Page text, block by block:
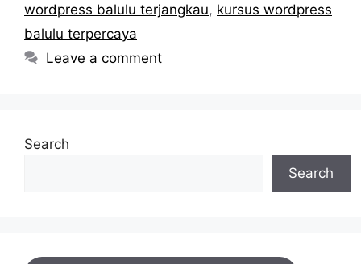
wordpress balulu terjangkau, kursus wordpress
balulu terpercaya
Leave a comment
Search
Search